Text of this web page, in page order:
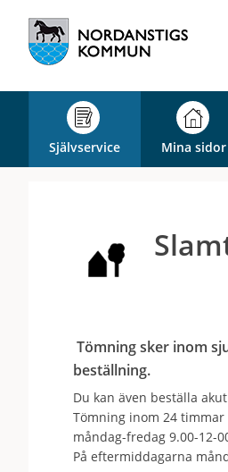
självservice
-
Nordanstigs
kommunSjälvservice Mina sidor
Tömning sker inom
beställning.
Du kan även beställa
Tömning inom 24
måndag-fredag 9.00-12-
På eftermiddagarna